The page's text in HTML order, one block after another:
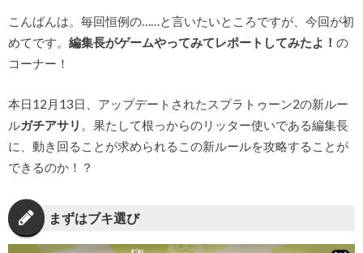
こんばんは。毎回恒例の……と言いたいところですが、今回が初
めてです。 編集長がゲームやってみてレポートしてみたよ！ の
コーナー！
本日12月13日、アップデートされたスプラトゥーン2の新ルー
ルガチアサリ 。果たして根っからのリッター使いである編集長
に、動き回ることが求められるこの新ルールを攻略することが
できるのか！？
まずはブキ選び